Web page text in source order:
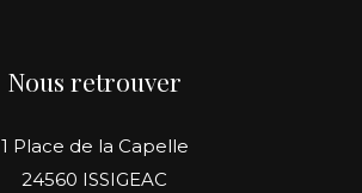
Nous retrouver
1 Place de la Capelle
24560 ISSIGEAC